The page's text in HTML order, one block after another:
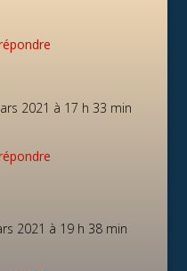
2021 à 17 h 33 min
2021 à 19 h 38 min